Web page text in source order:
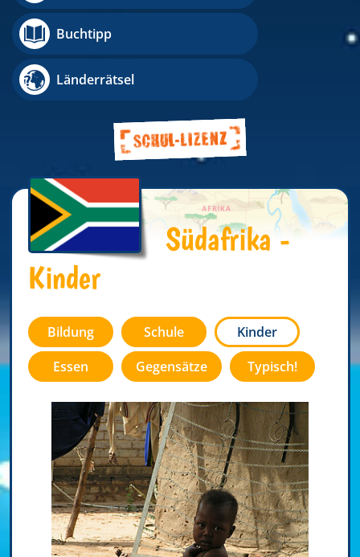
Buchtipp
Länderrätsel
Südafrika -
Kinder
Bildung Schule
Kinder
Essen
Gegensätze Typisch!